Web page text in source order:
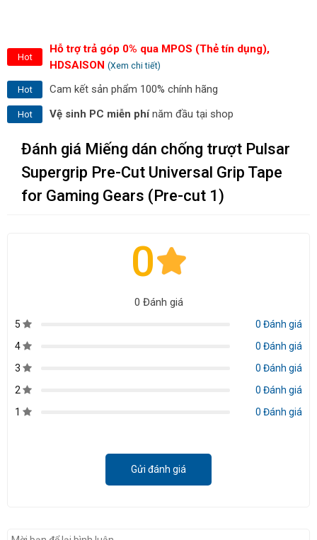
Hot
Hỗ trợ trả góp 0% qua MPOS (Thẻ tín dụng),
HDSAISON (Xem chi tiết)
Hot Cam kết sản phẩm 100% chính hãng
Hot Vệ sinh PC miễn phínăm đầu tại shop
Đánh giá Miếng dán chống trượt Pulsar
Supergrip Pre-Cut Universal Grip Tape
for Gaming Gears (Pre-cut 1)
0
0 Đánh giá
5
0 Đánh giá
4
0 Đánh giá
3
0 Đánh giá
2
0 Đánh giá
1
0 Đánh giá
Gửi đánh giá